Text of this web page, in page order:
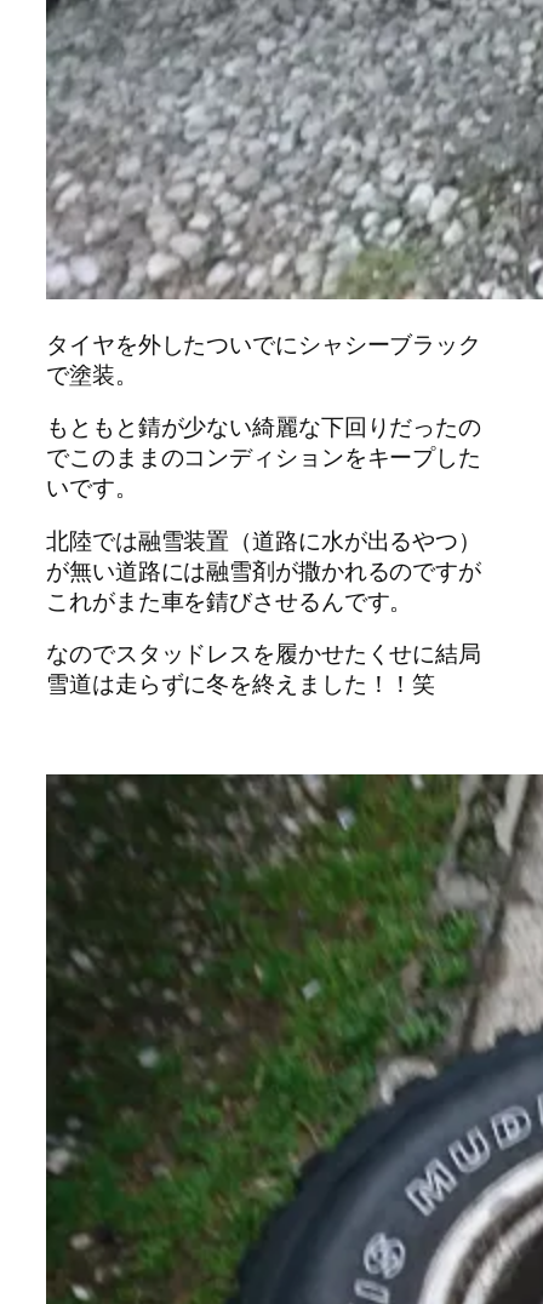
タイヤを外したついでにシャシーブラック
で塗装。
もともと錆が少ない綺麗な下回りだったの
でこのままのコンディションをキープした
いです。
北陸では融雪装置（道路に水が出るやつ）
が無い道路には融雪剤が撒かれるのですが
これがまた車を錆びさせるんです。
なのでスタッドレスを履かせたくせに結局
雪道は走らずに冬を終えました！！笑